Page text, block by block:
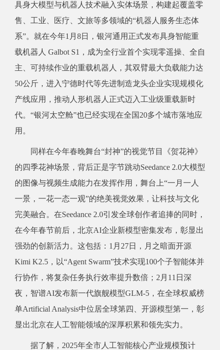
具身大模型与机器人技术融入实体场景，构建起覆盖零
售、工业、医疗、文旅等多领域的“机器人服务生态体
系”。就在今年1月8日，银河通用正式发布具身智能重
载机器人 Galbot S1，成为全行业首个实现零遥操、全自
主、可持续作业的重载机器人，其双臂最大负载能力达
50公斤，进入宁德时代等先进制造龙头企业实现规模化
产线应用，推动人形机器人正式迈入工业级重载新时
代。“银河太空舱”也已经实现在全国20多个城市落地应
用。
同样在今年春晚舞台“封神”的视觉节目《贺花神》
的四季花神场景，背后正是字节跳动Seedance 2.0大模型
的图像与视频生成能力在发挥作用，舞台上“一月一人
一景，一花一态一观”的绝美视觉效果，让科技与文化
完美融合。在Seedance 2.0引发全球创作者追捧的同时，
在今年春节前后，北京AI企业新模型密集发布，彰显出
强劲的创新活力。这包括：1月27日，月之暗面开源
Kimi K2.5，以“Agent Swarm”技术实现100个子智能体并
行协作，将复杂任务执行效率提升数倍；2月11日深
夜，智谱AI发布新一代旗舰模型GLM-5，在全球权威榜
单Artificial Analysis中位居全球第四、开源模型第一，彰
显出北京在人工智能领域的深厚积累和领先实力。
据了解，2025年全市人工智能核心产业规模预计